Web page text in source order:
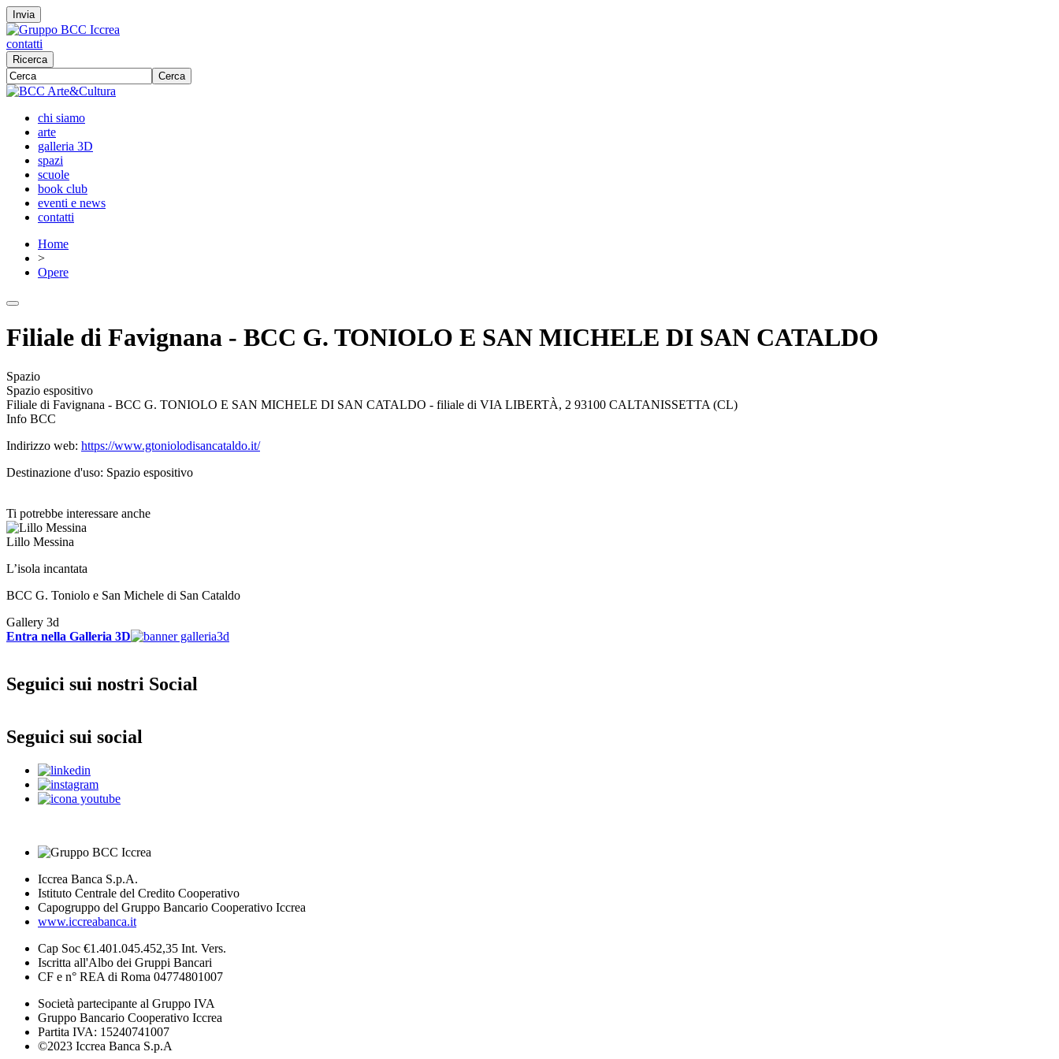
Invia
contatti
Ricerca
Cerca
chi siamo
arte
galleria 3D
spazi
scuole
book club
eventi e news
contatti
Home
>
Opere
Filiale di Favignana - BCC G. TONIOLO E SAN MICHELE DI SAN CATALDO
Spazio
Spazio espositivo
Filiale di Favignana - BCC G. TONIOLO E SAN MICHELE DI SAN CATALDO - filiale di VIA LIBERTÀ, 2 93100 CALTANISSETTA (CL)
Info BCC
Indirizzo web: https://www.gtoniolodisancataldo.it/
Destinazione d'uso: Spazio espositivo
Ti potrebbe interessare anche
Lillo Messina
L’isola incantata
BCC G. Toniolo e San Michele di San Cataldo
Gallery 3d
Entra nella Galleria 3D
Seguici sui nostri Social
Seguici sui social
Iccrea Banca S.p.A.
Istituto Centrale del Credito Cooperativo
Capogruppo del Gruppo Bancario Cooperativo Iccrea
www.iccreabanca.it
Cap Soc €1.401.045.452,35 Int. Vers.
Iscritta all'Albo dei Gruppi Bancari
CF e n° REA di Roma 04774801007
Società partecipante al Gruppo IVA
Gruppo Bancario Cooperativo Iccrea
Partita IVA: 15240741007
©2023 Iccrea Banca S.p.A